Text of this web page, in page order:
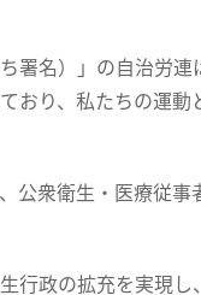
署名）」の自治労連
おり、私たちの運動
公衆衛生・医療従事
行政の拡充を実現し